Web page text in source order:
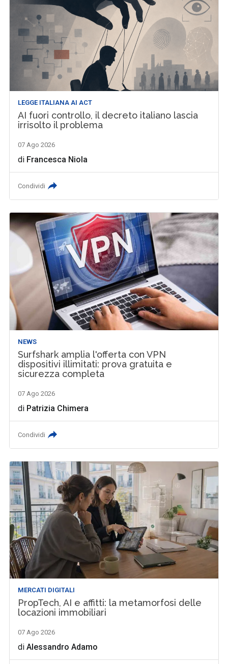
LEGGE ITALIANA AI ACT
AI fuori controllo, il decreto italiano lascia
irrisolto il problema
07 Ago 2026
di Francesca Niola
Condividi
NEWS
Surfshark amplia l'offerta con VPN
dispositivi illimitati: prova gratuita e
sicurezza completa
07 Ago 2026
di Patrizia Chimera
Condividi
MERCATI DIGITALI
PropTech, AI e affitti: la metamorfosi delle
locazioni immobiliari
07 Ago 2026
diAlessandro Adamo